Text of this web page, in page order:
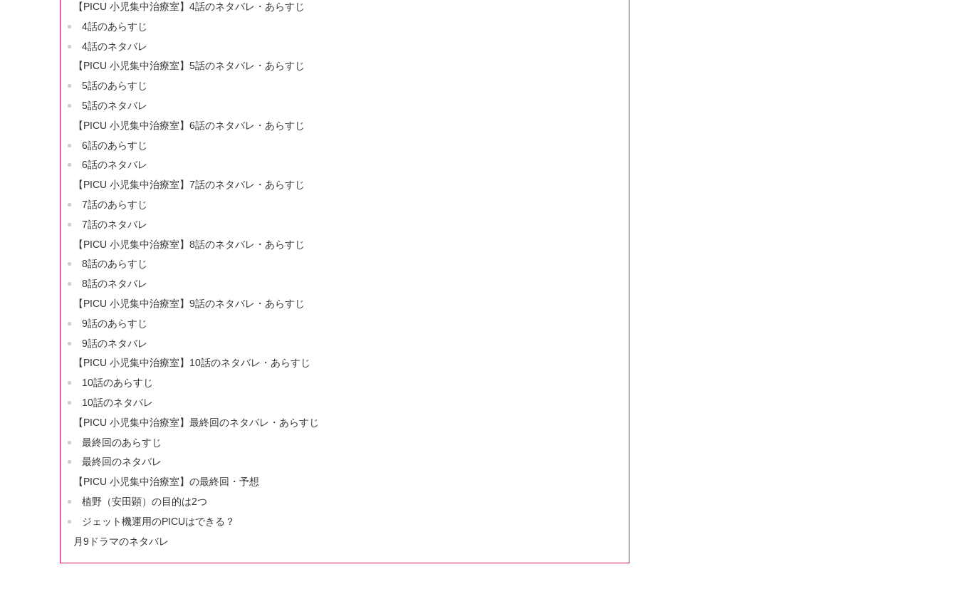
【PICU 小児集中治療室】4話のネタバレ・あらすじ
4話のあらすじ
4話のネタバレ
【PICU 小児集中治療室】5話のネタバレ・あらすじ
5話のあらすじ
5話のネタバレ
【PICU 小児集中治療室】6話のネタバレ・あらすじ
6話のあらすじ
6話のネタバレ
【PICU 小児集中治療室】7話のネタバレ・あらすじ
7話のあらすじ
7話のネタバレ
【PICU 小児集中治療室】8話のネタバレ・あらすじ
8話のあらすじ
8話のネタバレ
【PICU 小児集中治療室】9話のネタバレ・あらすじ
9話のあらすじ
9話のネタバレ
【PICU 小児集中治療室】10話のネタバレ・あらすじ
10話のあらすじ
10話のネタバレ
【PICU 小児集中治療室】最終回のネタバレ・あらすじ
最終回のあらすじ
最終回のネタバレ
【PICU 小児集中治療室】の最終回・予想
植野（安田顕）の目的は2つ
ジェット機運用のPICUはできる？
月9ドラマのネタバレ